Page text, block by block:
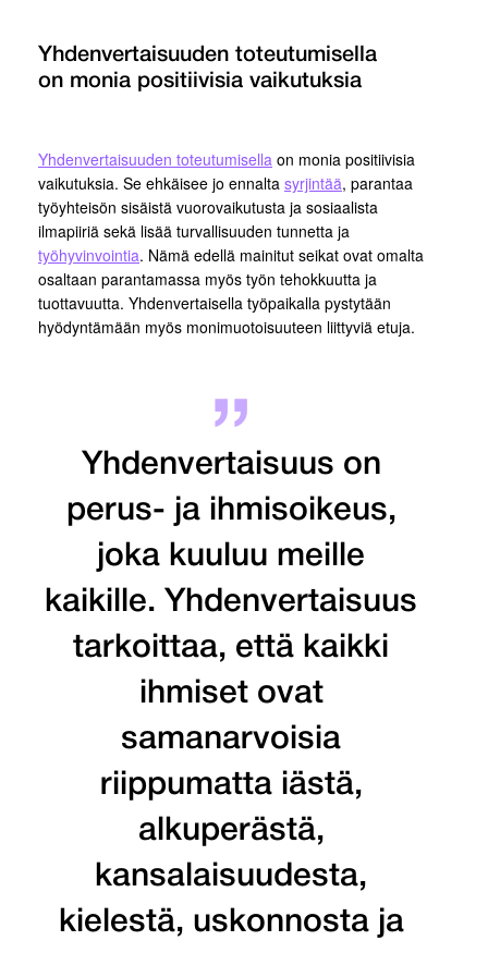
Yhdenvertaisuuden toteutumisella
on monia positiivisia vaikutuksia
Yhdenvertaisuuden toteutumisella on monia positiivisia
vaikutuksia. Se ehkäisee jo ennalta syrjintää, parantaa
työyhteisön sisäistä vuorovaikutusta ja sosiaalista
ilmapiiriä sekä lisää turvallisuuden tunnetta ja
työhyvinvointia. Nämä edellä mainitut seikat ovat omalta
osaltaan parantamassa myös työn tehokkuutta ja
tuottavuutta. Yhdenvertaisella työpaikalla pystytään
hyödyntämään myös monimuotoisuuteen liittyviä etuja.
Yhdenvertaisuus on
perus- ja ihmisoikeus,
joka kuuluu meille
kaikille. Yhdenvertaisuus
tarkoittaa, että kaikki
ihmiset ovat
samanarvoisia
riippumatta iästä,
alkuperästä,
kansalaisuudesta,
kielestä, uskonnosta ja